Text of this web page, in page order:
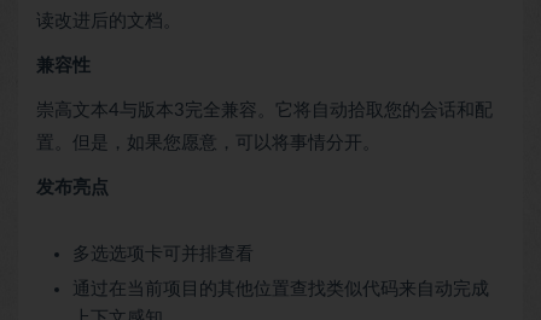
读改进后的文档。
兼容性
崇高文本4与版本3完全兼容。它将自动拾取您的会话和配
置。但是，如果您愿意，可以将事情分开。
发布亮点
多选选项卡可并排查看
通过在当前项目的其他位置查找类似代码来自动完成